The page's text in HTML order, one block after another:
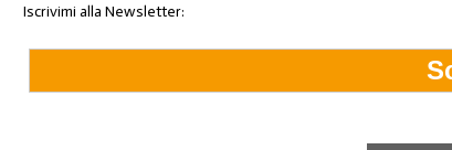
Iscrivimi alla Newsletter: